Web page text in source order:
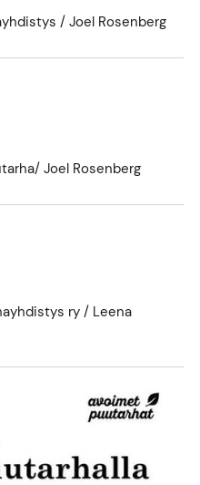
/ Joel Rosenberg
Joel Rosenberg
ry / Leena